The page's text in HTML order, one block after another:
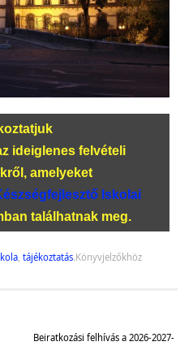
ideiglenes felvételi
amelyeket
Iskolai
találhatnak meg.
, tájékoztatás.Könyvjelzőkhöz
Beiratkozási felhívás a 2026-2027-